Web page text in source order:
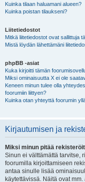
Kuinka tilaan haluamani alueen?
Kuinka poistan tilaukseni?
Liitetiedostot
Mitkä liitetiedostot ovat sallittuja
Mistä löydän lähettämäni
phpBB -asiat
Kuka kirjoitti tämän
Miksi ominaisuutta X ei ole
Keneen minun tulee olla
foorumiin liittyen?
Kuinka otan yhteyttä foorumin
Kirjautumisen ja
Miksi minun pitää
Sinun ei välttämättä tarvitse,
foorumilla kirjoittamiseen
antaa sinulle lisää
käytettävissä. Näitä ovat